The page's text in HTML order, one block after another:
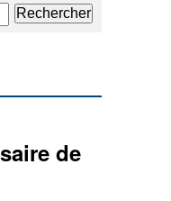
Rechercher
de